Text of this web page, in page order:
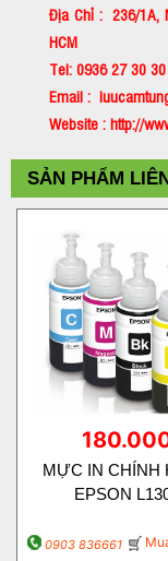
Địa Chỉ : 236/1A,
HCM
Tel: 0936 27 30 30
Email :
Website : http://
SẢN PHẨM
MỰC IN CHÍNH
EPSON
0903 836661